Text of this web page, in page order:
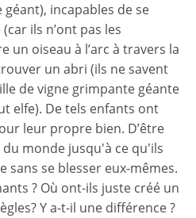
incapables de se
ils n’ont pas les
un oiseau à l’arc à travers la
un abri (ils ne savent
de vigne grimpante géante
elfe). De tels enfants ont
leur propre bien. D’être
du monde jusqu'à ce qu'ils
sans se blesser eux-mêmes.
? Où ont-ils juste créé un
Y a-t-il une différence ?